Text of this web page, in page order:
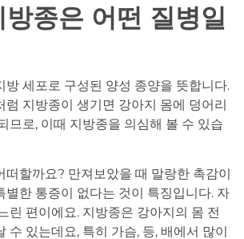
종은 어떤 질병일
방 세포로 구성된 양성 종양을 뜻합니다.
럼 지방종이 생기면 강아지 몸에 덩어리
므로, 이때 지방종을 의심해 볼 수 있습
떠할까요? 만져보았을 때 말랑한 촉감이
별한 통증이 없다는 것이 특징입니다. 자
린 편이에요. 지방종은 강아지의 몸 전
수 있는데요, 특히 가슴, 등, 배에서 많이